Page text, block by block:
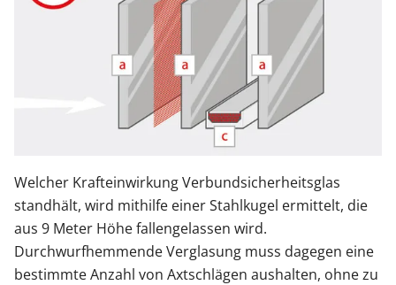
Welcher Krafteinwirkung Verbundsicherheitsglas
standhält, wird mithilfe einer Stahlkugel ermittelt, die
aus 9 Meter Höhe fallengelassen wird.
Durchwurfhemmende Verglasung muss dagegen eine
bestimmte Anzahl von Axtschlägen aushalten, ohne zu